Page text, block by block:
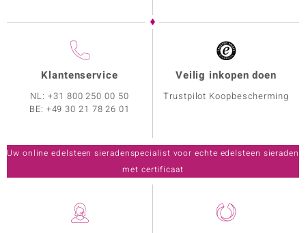
Klantenservice
NL:+31 800 250 00 50
BE: +49 30 21 78 26 01
Veilig inkopen doen
Trustpilot Koopbescherming
Uw online edelsteen sieradenspecialist voor echte edelsteen sieraden
met certificaat